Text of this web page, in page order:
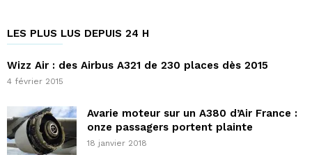
LES PLUS LUS DEPUIS 24 H
Wizz Air : des Airbus A321 de 230 places dès 2015
4 février 2015
Avarie moteur sur un A380 d’Air France :
onze passagers portent plainte
18 janvier 2018